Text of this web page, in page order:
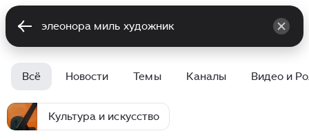
Всё Новости Темы Каналы Видео и
Культура и искусство